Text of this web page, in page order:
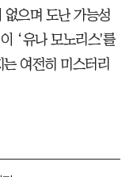
없으며 도난 가능성
‘유나 모노리스'를
여전히 미스터리